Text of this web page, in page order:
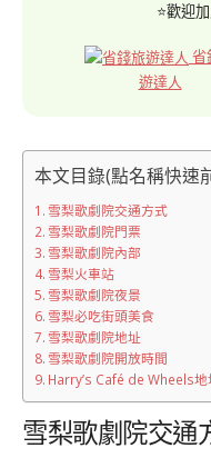
⭐歡迎
省
遊達人
本文目錄(點名稱快速
雪梨歌劇院交通方式
雪梨歌劇院門票
雪梨歌劇院內部
雪梨火車站
雪梨歌劇院夜景
雪梨必吃街頭美食
雪梨歌劇院地址
雪梨歌劇院開放時間
Harry’s Café de Wheels地
雪梨歌劇院交通